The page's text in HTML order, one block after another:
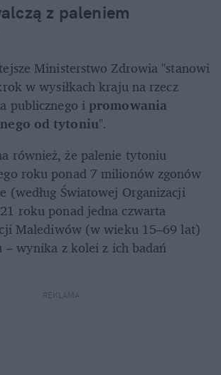
z paleniem
Ministerstwo Zdrowia "stanowi
w wysiłkach kraju na rzecz
publicznego i promowania
od tytoniu".
również, że palenie tytoniu
roku ponad 7 milionów zgonów
(według Światowej Organizacji
roku ponad jedna czwarta
Malediwów (w wieku 15–69 lat)
– wynika z kolei z ich badań
REKLAMA